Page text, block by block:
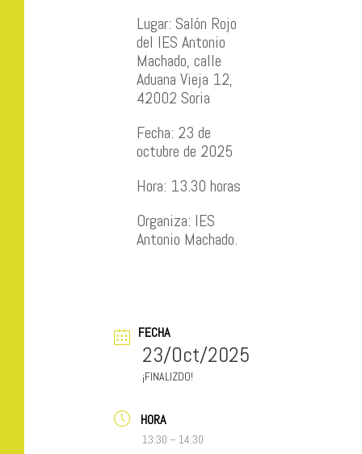
Lugar: Salón Rojo
del IES Antonio
Machado, calle
Aduana Vieja 12,
42002 Soria
Fecha: 23 de
octubre de 2025
Hora: 13.30 horas
Organiza: IES
Antonio Machado.
FECHA
23/Oct/2025
FINALIZDO!
HORA
13:30 – 14:30